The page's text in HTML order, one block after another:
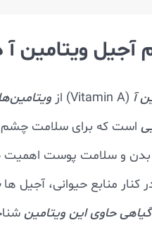
آجیل ویتامین
آ (Vitamin A) از
است که برای سلامت
بدن و سلامت پوست اهمیت
کنار منابع حیوانی، آجیل ها
حاوی این ویتامین